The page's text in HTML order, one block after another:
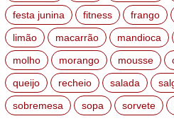
festa junina
fitness frango
limão
macarrão mandioca
molho
morango mousse
queijo
recheio salada
sobremesa
sopa sorvete